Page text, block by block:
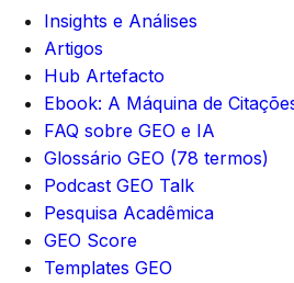
Insights e Análises
Artigos
Hub Artefacto
Ebook: A Máquina de
FAQ sobre GEO e IA
Glossário GEO (78 termos)
Podcast GEO Talk
Pesquisa Acadêmica
GEO Score
Templates GEO